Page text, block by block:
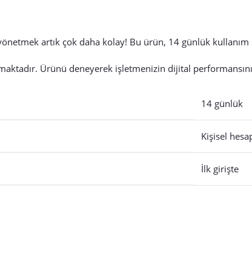
artık çok daha kolay! Bu ürün, 14 günlük
Ürünü deneyerek işletmenizin dijital
14 günlük
Kişisel
İlk girişte